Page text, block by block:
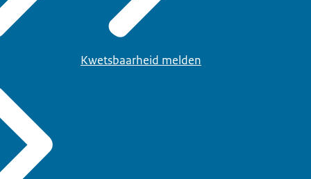
Kwetsbaarheid melden